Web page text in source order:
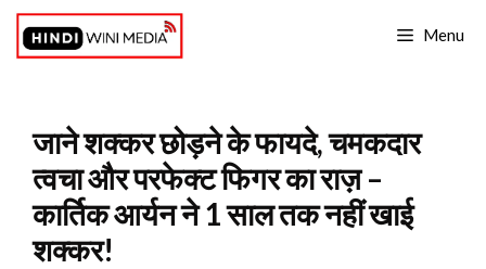
Skip
content
Menu
जाने शक्कर छोड़ने के फायदे, चमकदार
त्वचा और परफेक्ट फिगर का राज़ –
कार्तिक आर्यन ने 1 साल तक नहीं खाई
शक्कर!